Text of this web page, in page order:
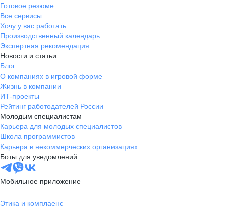
Готовое резюме
Все сервисы
Хочу у вас работать
Производственный календарь
Экспертная рекомендация
Новости и статьи
Блог
О компаниях в игровой форме
Жизнь в компании
ИТ-проекты
Рейтинг работодателей России
Молодым специалистам
Карьера для молодых специалистов
Школа программистов
Карьера в некоммерческих организациях
Боты для уведомлений
Мобильное приложение
Этика и комплаенс